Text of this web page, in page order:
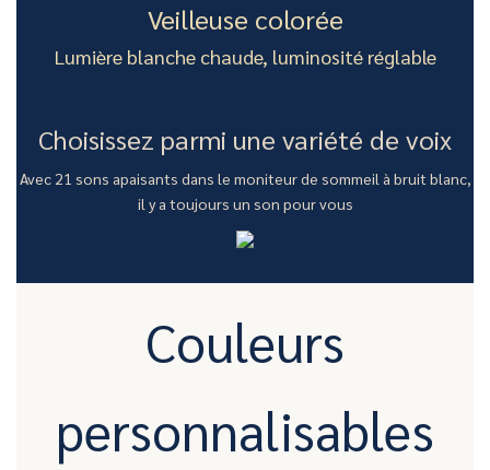
Veilleuse colorée
Lumière blanche chaude, luminosité réglable
Choisissez parmi une variété de voix
Avec 21 sons apaisants dans le moniteur de sommeil à bruit blanc,
il y a toujours un son pour vous
Couleurs
personnalisables